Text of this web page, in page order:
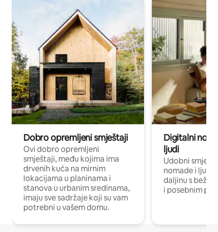
Dobro opremljeni smještaji
Ovi dobro opremljeni
smještaji, među kojima ima
drvenih kuća na mirnim
lokacijama u planinama i
stanova u urbanim sredinama,
imaju sve sadržaje koji su vam
potrebni u vašem domu.
Digitalni
ljudi
Udobni
nomade i ljude
daljinu s
i posebnim